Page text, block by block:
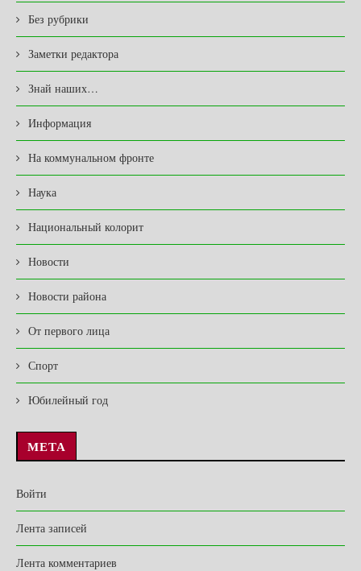
Без рубрики
Заметки редактора
Знай наших…
Информация
На коммунальном фронте
Наука
Национальный колорит
Новости
Новости района
От первого лица
Спорт
Юбилейный год
МЕТА
Войти
Лента записей
Лента комментариев